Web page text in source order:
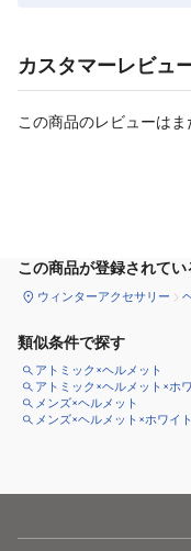
カスタマーレビュ
この商品のレビューはま
この商品が登録されてい
ウィンターアクセサリー
類似条件で探す
アトミック×ヘルメット
アトミック×ヘルメット×ホ
メンズ×ヘルメット
メンズ×ヘルメット×ホワイト